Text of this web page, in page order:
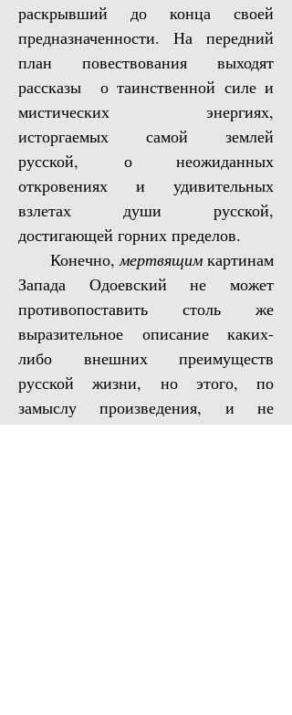
раскрывший до конца своей
предназначенности. На передний
план повествования выходят
рассказы
о таинственной силе и
мистических энергиях,
исторгаемых самой землей
русской, о неожиданных
откровениях и удивительных
взлетах души русской,
достигающей горних пределов.
Конечно,мертвящимкартинам
Запада Одоевский не может
противопоставить столь же
выразительное описание каких-
либо внешних преимуществ
русской жизни, но этого, по
замыслу произведения, и не
требуется, поскольку - основным